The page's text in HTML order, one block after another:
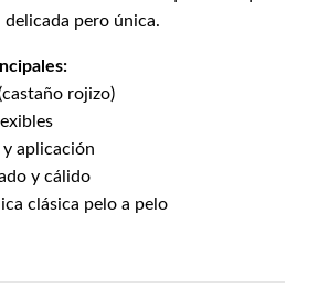
delicada pero única.
rojizo)
aplicación
y cálido
clásica pelo a pelo